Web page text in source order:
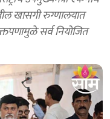
खासगी रुग्णालयात
सर्व नियोजित